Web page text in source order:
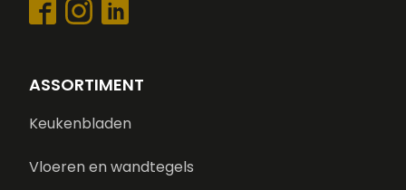
ASSORTIMENT
Keukenbladen
Vloeren en wandtegels